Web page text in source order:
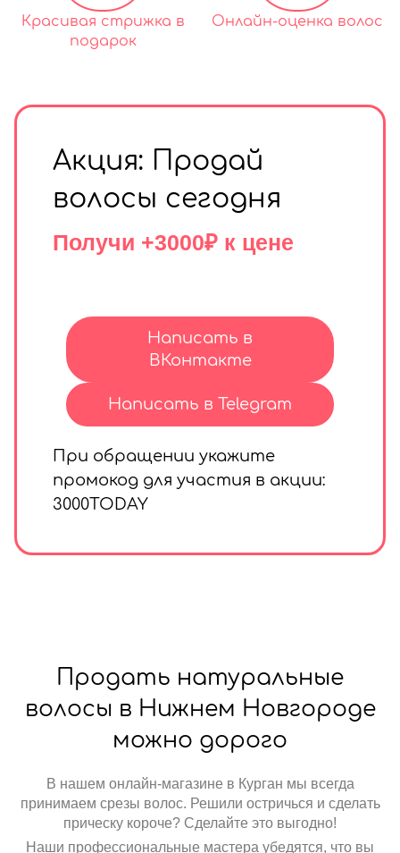
Красивая стрижка в
подарок
Онлайн-оценка волос
Акция: Продай
волосы сегодня
Получи +3000₽ к цене
Написать в
ВКонтакте
Написать в Telegram
При обращении укажите
промокод для участия в акции:
3000TODAY
Продать натуральные
волосы в Нижнем Новгороде
можно дорого
В нашем онлайн-магазине в Курган мы всегда
принимаем срезы волос. Решили остричься и сделать
прическу короче? Сделайте это выгодно!
Наши профессиональные мастера убедятся, что вы